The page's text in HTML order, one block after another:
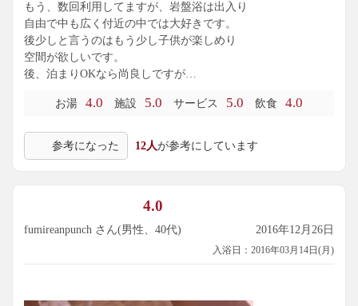
もう、数回利用してますが、岩盤浴は出入り
自由で中も広く付近の中では大好きです。
後少しと言うのはもう少し子供が楽しめり
空間が欲しいです。
後、泊まりOKなら尚良しですが…
お湯 4.0 施設 5.0 サービス 5.0 飲食 4.0
参考になった 12人が参考にしています
4.0
fumireanpunch さん(男性、40代) 2016年12月26日
入浴日：2016年03月14日(月)